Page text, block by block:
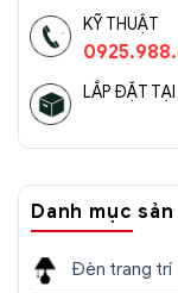
KỸ THUẬT
LẮP ĐẶT
Danh mục
Đèn trang trí